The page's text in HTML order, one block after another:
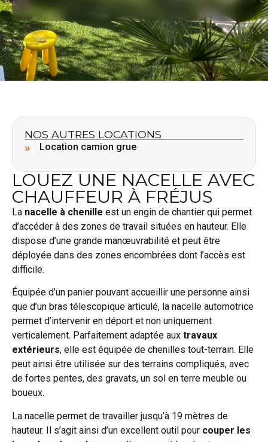
NOS AUTRES LOCATIONS
Location camion grue
LOUEZ UNE NACELLE AVEC
CHAUFFEUR À FRÉJUS
La nacelle à chenille est un engin de chantier qui permet
d’accéder à des zones de travail situées en hauteur. Elle
dispose d’une grande manœuvrabilité et peut être
déployée dans des zones encombrées dont l’accès est
difficile.
Équipée d’un panier pouvant accueillir une personne ainsi
que d’un bras télescopique articulé, la nacelle automotrice
permet d’intervenir en déport et non uniquement
verticalement. Parfaitement adaptée aux travaux
extérieurs, elle est équipée de chenilles tout-terrain. Elle
peut ainsi être utilisée sur des terrains compliqués, avec
de fortes pentes, des gravats, un sol en terre meuble ou
boueux.
La nacelle permet de travailler jusqu’à 19 mètres de
hauteur. Il s’agit ainsi d’un excellent outil pour couper les